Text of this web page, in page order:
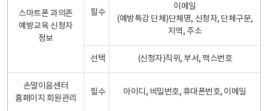
스마트폰 과의존
예방교육 신청자
정보
필수
이메일
(예방특강 단체)단체명, 신청자, 단체구분,
지역, 주소
선택 (신청자)직위, 부서, 팩스번호
손말이음센터
홈페이지 회원관리
필수 아이디, 비밀번호, 휴대폰번호, 이메일